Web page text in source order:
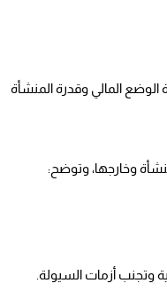
المالي وقدرة المنشأة
وخارجها، وتوضح:
أزمات السيولة.